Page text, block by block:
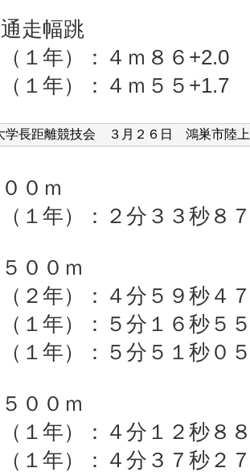
走幅跳
１年）：４ｍ８６+2.0
年）：４ｍ５５+1.7
学長距離競技会 ３ 月２６日 鴻巣市陸上
０ｍ
１年）：２分３３秒８
００ｍ
２年）：４分５９秒４
１年）：５分１６秒５
１年）：５分５１秒０
００ｍ
１年）：４分１２秒８
年）：４分３７秒２